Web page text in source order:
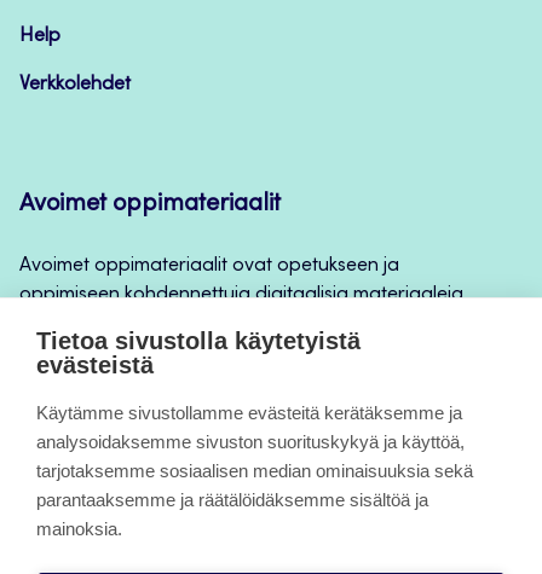
Help
Verkkolehdet
Avoimet oppimateriaalit
Avoimet oppimateriaalit ovat opetukseen ja
oppimiseen kohdennettuja digitaalisia materiaaleja,
opintojaksototeutuksilla, jatkuvan oppimisen ja
Tietoa sivuista
Evästeet
Tietoa sivustolla käytetyistä
evästeistä
Käytämme sivustollamme evästeitä kerätäksemme ja
analysoidaksemme sivuston suorituskykyä ja käyttöä,
tarjotaksemme sosiaalisen median ominaisuuksia sekä
parantaaksemme ja räätälöidäksemme sisältöä ja
mainoksia.